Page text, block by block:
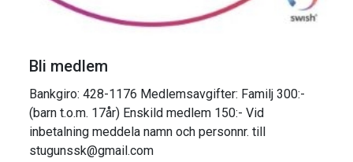
Bli medlem
Bankgiro: 428-1176 Medlemsavgifter: Familj 300:-
(barn t.o.m. 17år) Enskild medlem 150:- Vid
inbetalning meddela namn och personnr. till
stugunssk@gmail.com